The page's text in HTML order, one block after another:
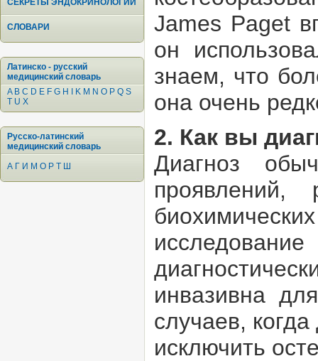
СЕКРЕТЫ ЭНДОКРИНОЛОГИИ
СЛОВАРИ
Латинско - русский
медицинский словарь
A B C D E F G H K M N O P Q S
T U X
Русско-латинский
медицинский словарь
А Г И М О Р Т Ш
James Paget
он
знаем, что
она очень
2. Как вы
Диагноз
проявлений,
инвазивна
случаев,
исключить